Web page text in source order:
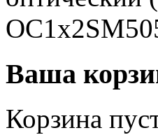
Ваша
Корзина